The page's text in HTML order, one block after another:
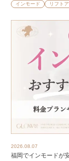
インモード リフト
2026.08.07
福岡でインモードが